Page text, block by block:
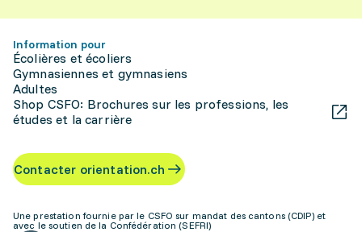
Information pour
Écolières et écoliers
Gymnasiennes et gymnasiens
Adultes
Shop CSFO: Brochures sur les professions, les
études et la carrière
Contacter orientation.ch
Une prestation fournie par le CSFO sur mandat des cantons (CDIP) et
avec le soutien de la Confédération (SEFRI)